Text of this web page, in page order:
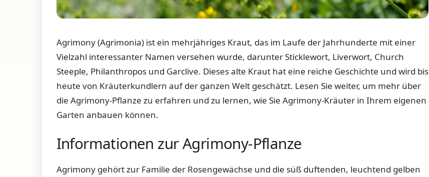
Agrimony (Agrimonia) ist ein mehrjähriges Kraut, das im Laufe der Jahrhunderte mit einer
Vielzahl interessanter Namen versehen wurde, darunter Sticklewort, Liverwort, Church
Steeple, Philanthropos und Garclive. Dieses alte Kraut hat eine reiche Geschichte und wird bis
heute von Kräuterkundlern auf der ganzen Welt geschätzt. Lesen Sie weiter, um mehr über
die Agrimony-Pflanze zu erfahren und zu lernen, wie Sie Agrimony-Kräuter in Ihrem eigenen
Garten anbauen können.
Informationen zur Agrimony-Pflanze
Agrimony gehört zur Familie der Rosengewächse und die süß duftenden, leuchtend gelben